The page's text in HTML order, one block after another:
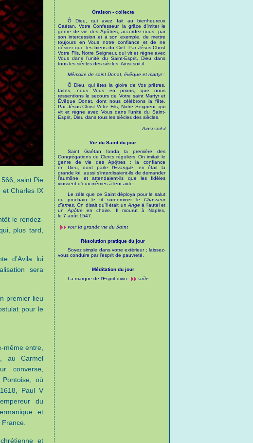
saint Pie
et Charles IX
le rendez-
plus tard,
d’Avila lui
sera
premier lieu
pour le
même entre,
au Carmel
converse,
où
Paul V
du
et
France.
et
Oraison - collecte
Ô Dieu, qui avez fait au bienheureux
Gaétan, Votre Confesseur, la grâce d’imiter le
genre de vie des Apôtres, accordez-nous, par
son intercession et à son exemple, de mettre
toujours en Vous notre confiance et de ne
désirer que les biens du Ciel. Par Jésus-Christ
Votre Fils, Notre Seigneur, qui vit et règne avec
Vous dans l’unité du Saint-Esprit, Dieu dans
tous les siècles des siècles. Ainsi soit-il.
Mémoire de saint Donat, évêque et martyr :
Ô Dieu, qui êtes la gloire de Vos prêtres,
faites, nous Vous en prions, que nous
ressentions le secours de Votre saint Martyr et
Évêque Donat, dont nous célébrons la fête.
Par Jésus-Christ Votre Fils, Notre Seigneur, qui
vit et règne avec Vous dans l’unité du Saint-
Esprit, Dieu dans tous les siècles des siècles.
Ainsi soit-il
Vie du Saint du jour
Saint Gaétan fonda la première des
Congrégations de Clercs réguliers. On imitait le
genre de vie des Apôtres ; la confiance
en Dieu, dont parle l’Évangile, en était la
grande loi, aussi s’interdisaient-ils de demander
l’aumône, et attendaient-ils que les fidèles
vinssent d’eux-mêmes à leur aide.
Le zèle que ce Saint déploya pour le salut
du prochain le fit surnommer le Chasseur
d’âmes. On disait qu’il était unAnge à l’autel et
unApôtre en chaire. Il mourut à Naples,
le 7 août 1547.
voir la grande vie du Saint
Résolution pratique du jour
Soyez simple dans votre extérieur ; laissez-
vous conduire par l’esprit de pauvreté.
Méditation du jour
La marque de l’Esprit divin
suite